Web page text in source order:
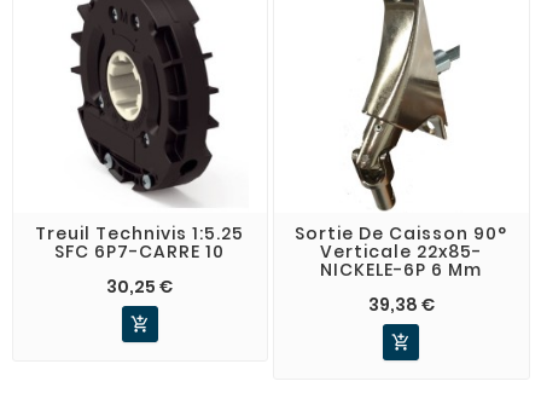
Treuil Technivis 1:5.25
SFC 6P7-CARRE 10
30,25 €

Sortie De Caisson 90°
Verticale 22x85-
NICKELE-6P 6 Mm
39,38 €
